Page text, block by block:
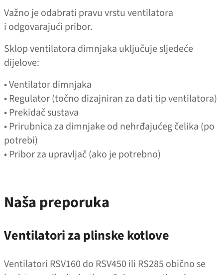
Važno je odabrati pravu vrstu ventilatora
i odgovarajući pribor.
Sklop ventilatora dimnjaka uključuje sljedeće
dijelove:
• Ventilator dimnjaka
• Regulator (točno dizajniran za dati tip ventilatora)
• Prekidač sustava
• Prirubnica za dimnjake od nehrđajućeg čelika (po
potrebi)
• Pribor za upravljač (ako je potrebno)
Naša preporuka
Ventilatori za plinske kotlove
Ventilatori RSV160 do RSV450 ili RS285 obično se